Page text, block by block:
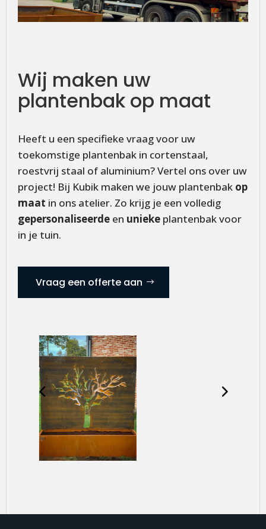
Wij maken uw
plantenbak op maat
Heeft u een specifieke vraag voor uw
toekomstige plantenbak in cortenstaal,
roestvrij staal of aluminium? Vertel ons over uw
project! Bij Kubik maken we jouw plantenbak op
maat in ons atelier. Zo krijg je een volledig
gepersonaliseerde en unieke plantenbak voor
in je tuin.
Vraag een offerte aan